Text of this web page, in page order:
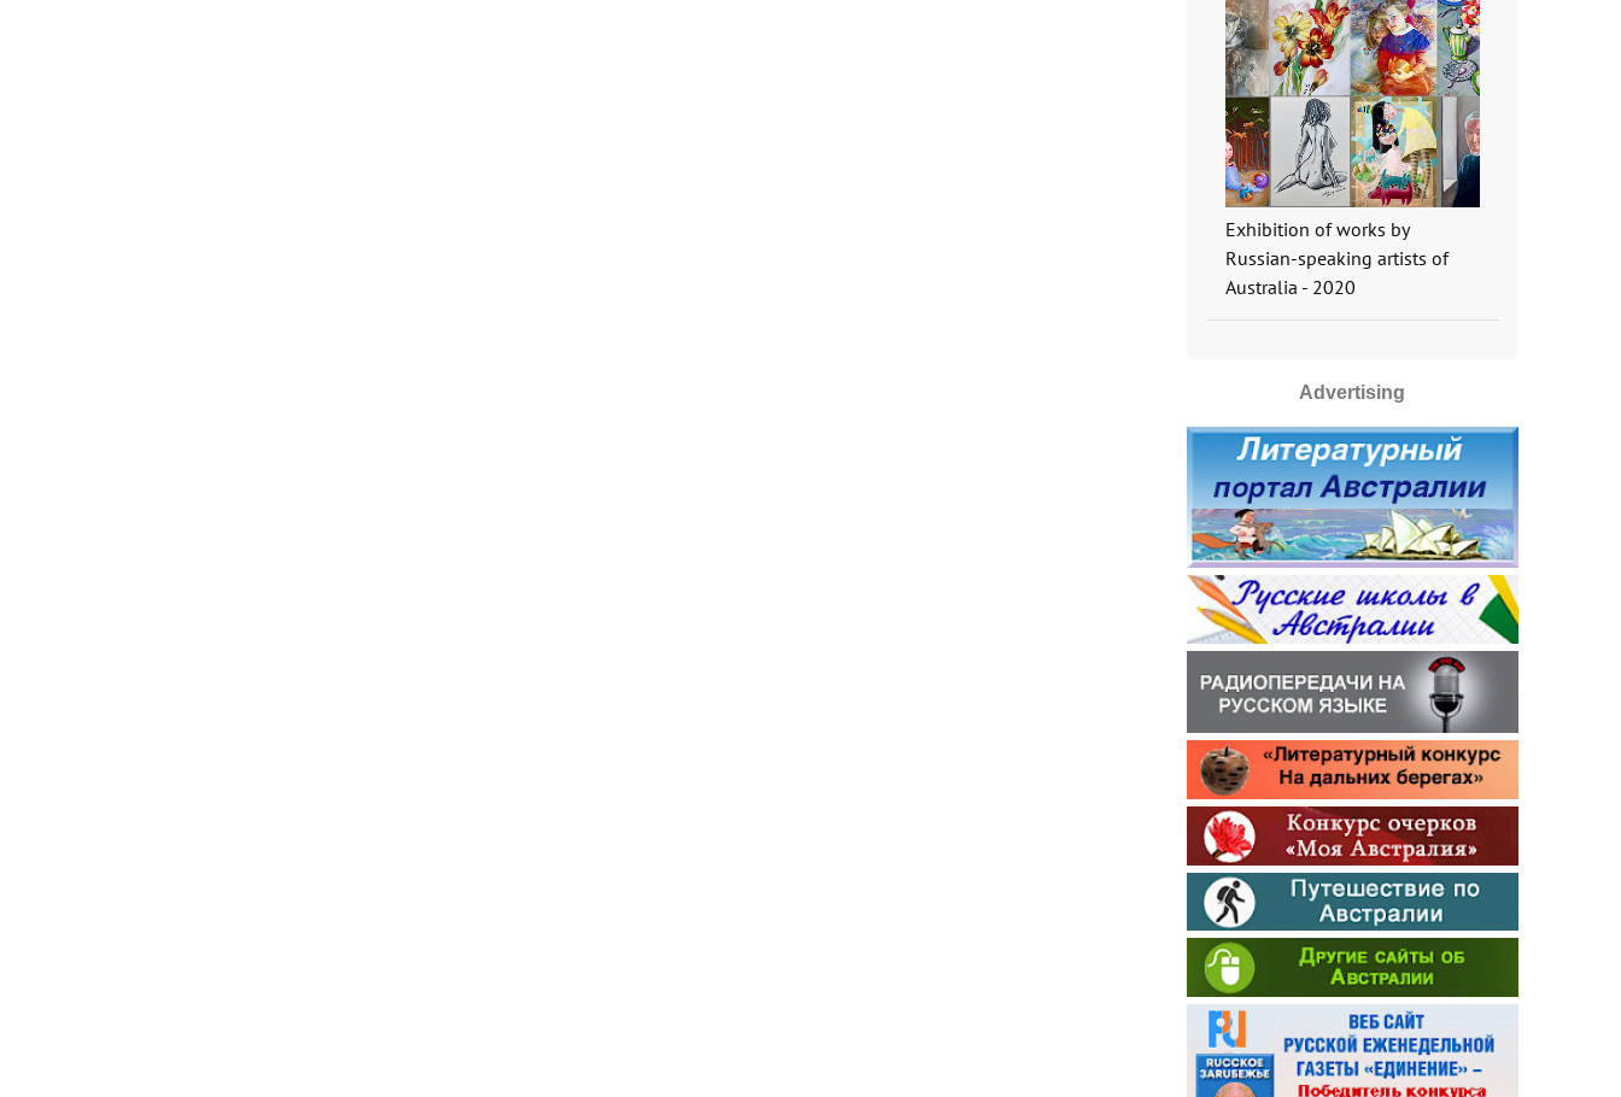
Exhibition of works by
Russian-speaking artists of
Australia - 2020
Advertising